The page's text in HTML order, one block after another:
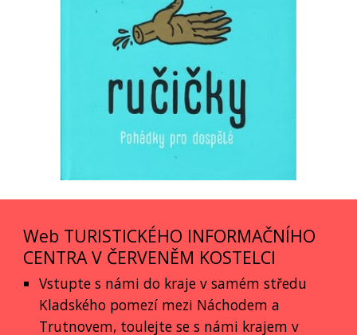
Web TURISTICKÉHO INFORMAČNÍHO
CENTRA V ČERVENĚM KOSTELCI
Vstupte s námi do kraje v samém středu
Kladského pomezí mezi Náchodem a
Trutnovem, toulejte se s námi krajem v